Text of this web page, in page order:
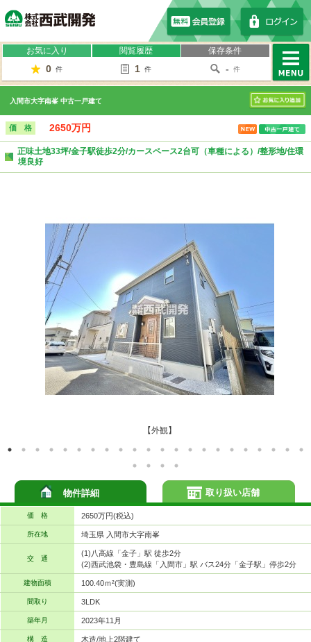
お気に入り
0 件
閲覧履歴
1 件
保存条件
- 件
MENU
入間市大字南峯 中古一戸建て
お気に入り
価 格 2650万円
正味土地33坪/金子駅徒歩2分/カースペース2台可（車種による）/整形地/住環
境良好
【外観】
物件詳細
価 格 2650万円(税込)
所在地 埼玉県 入間市大字南峯
交 通
(1)八高線「金子」駅 徒歩2分
(2)西武池袋・豊島線「入間市」駅 バス24分「金子駅」停歩2分
建物面積 100.40ｍ²(実測)
間取り 3LDK
築年月 2023年11月
構 造 木造/地上2階建て
取り扱い店舗